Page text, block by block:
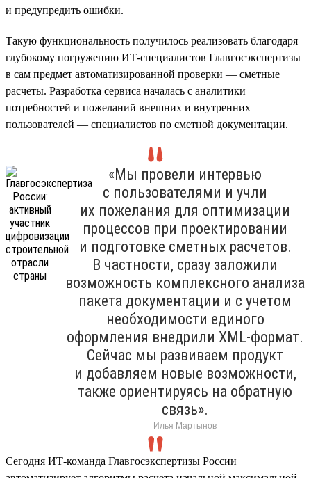
и предупредить ошибки.
Такую функциональность получилось реализовать благодаря
глубокому погружению ИТ-специалистов Главгосэкспертизы
в сам предмет автоматизированной проверки — сметные
расчеты. Разработка сервиса началась с аналитики
потребностей и пожеланий внешних и внутренних
пользователей — специалистов по сметной документации.
«Мы провели интервью
с пользователями и учли
их пожелания для оптимизации
процессов при проектировании
и подготовке сметных расчетов.
В частности, сразу заложили
возможность комплексного анализа
пакета документации и с учетом
необходимости единого
оформления внедрили XML-формат.
Сейчас мы развиваем продукт
и добавляем новые возможности,
также ориентируясь на обратную
связь».
Илья Мартынов
Сегодня ИТ-команда Главгосэкспертизы России